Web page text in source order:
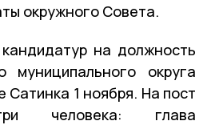
окружного Совета.
на должность
муниципального округа
Сатинка 1 ноября. На пост
человека: глава